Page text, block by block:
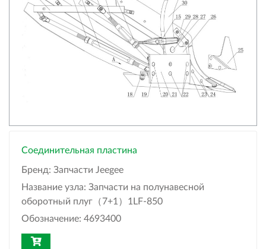
Соединительная пластина
Бренд: Запчасти Jeegee
Название узла: Запчасти на полунавесной
оборотный плуг（7+1）1LF-850
Обозначение: 4693400